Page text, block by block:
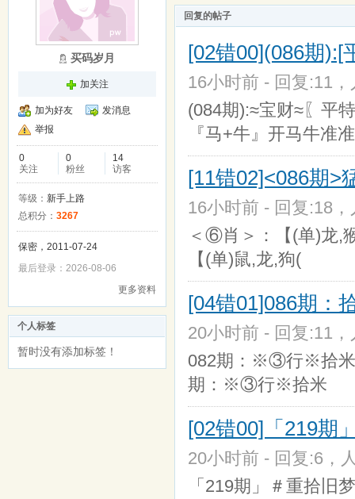
买码岁月
加关注
加为好友
发消息
举报
0
关注
0
粉丝
14
访客
等级： 新手上路
总积分： 3267
保密，2011-07-24
最后登录：2026-08-06
更多资料
个人标签
暂时没有添加标签！
回复的帖子
[02错00](086期):[
16小时前 - 回复:11
(084期):≈宝财≈〖平
『马+牛』开马牛准
[11错02]<086期
16小时前 - 回复:18
＜⑥肖＞：【(单)龙,
【(单)鼠,龙,狗(
[04错01]086期
20小时前 - 回复:11
082期：※③行※拾米
期：※③行※拾米
[02错00]「219期
20小时前 - 回复:6，
「219期」＃重拾